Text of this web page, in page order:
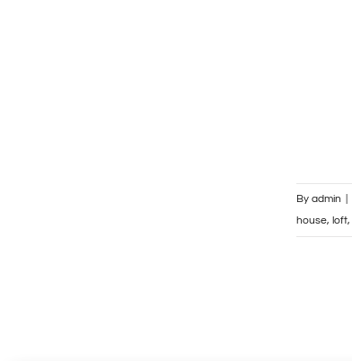
By admin
house, loft,